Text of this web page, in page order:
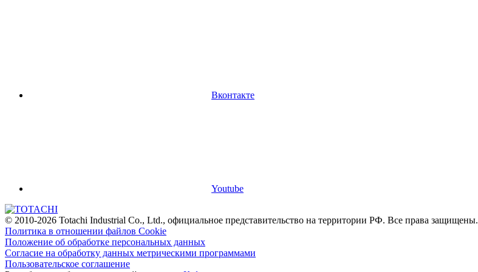
Вконтакте
Youtube
© 2010-2026 Totachi Industrial Co., Ltd., официальное представительство на территории РФ. Все права защищены.
Политика в отношении файлов Cookie
Положение об обработке персональных данных
Согласие на обработку данных метрическими программами
Пользовательское соглашение